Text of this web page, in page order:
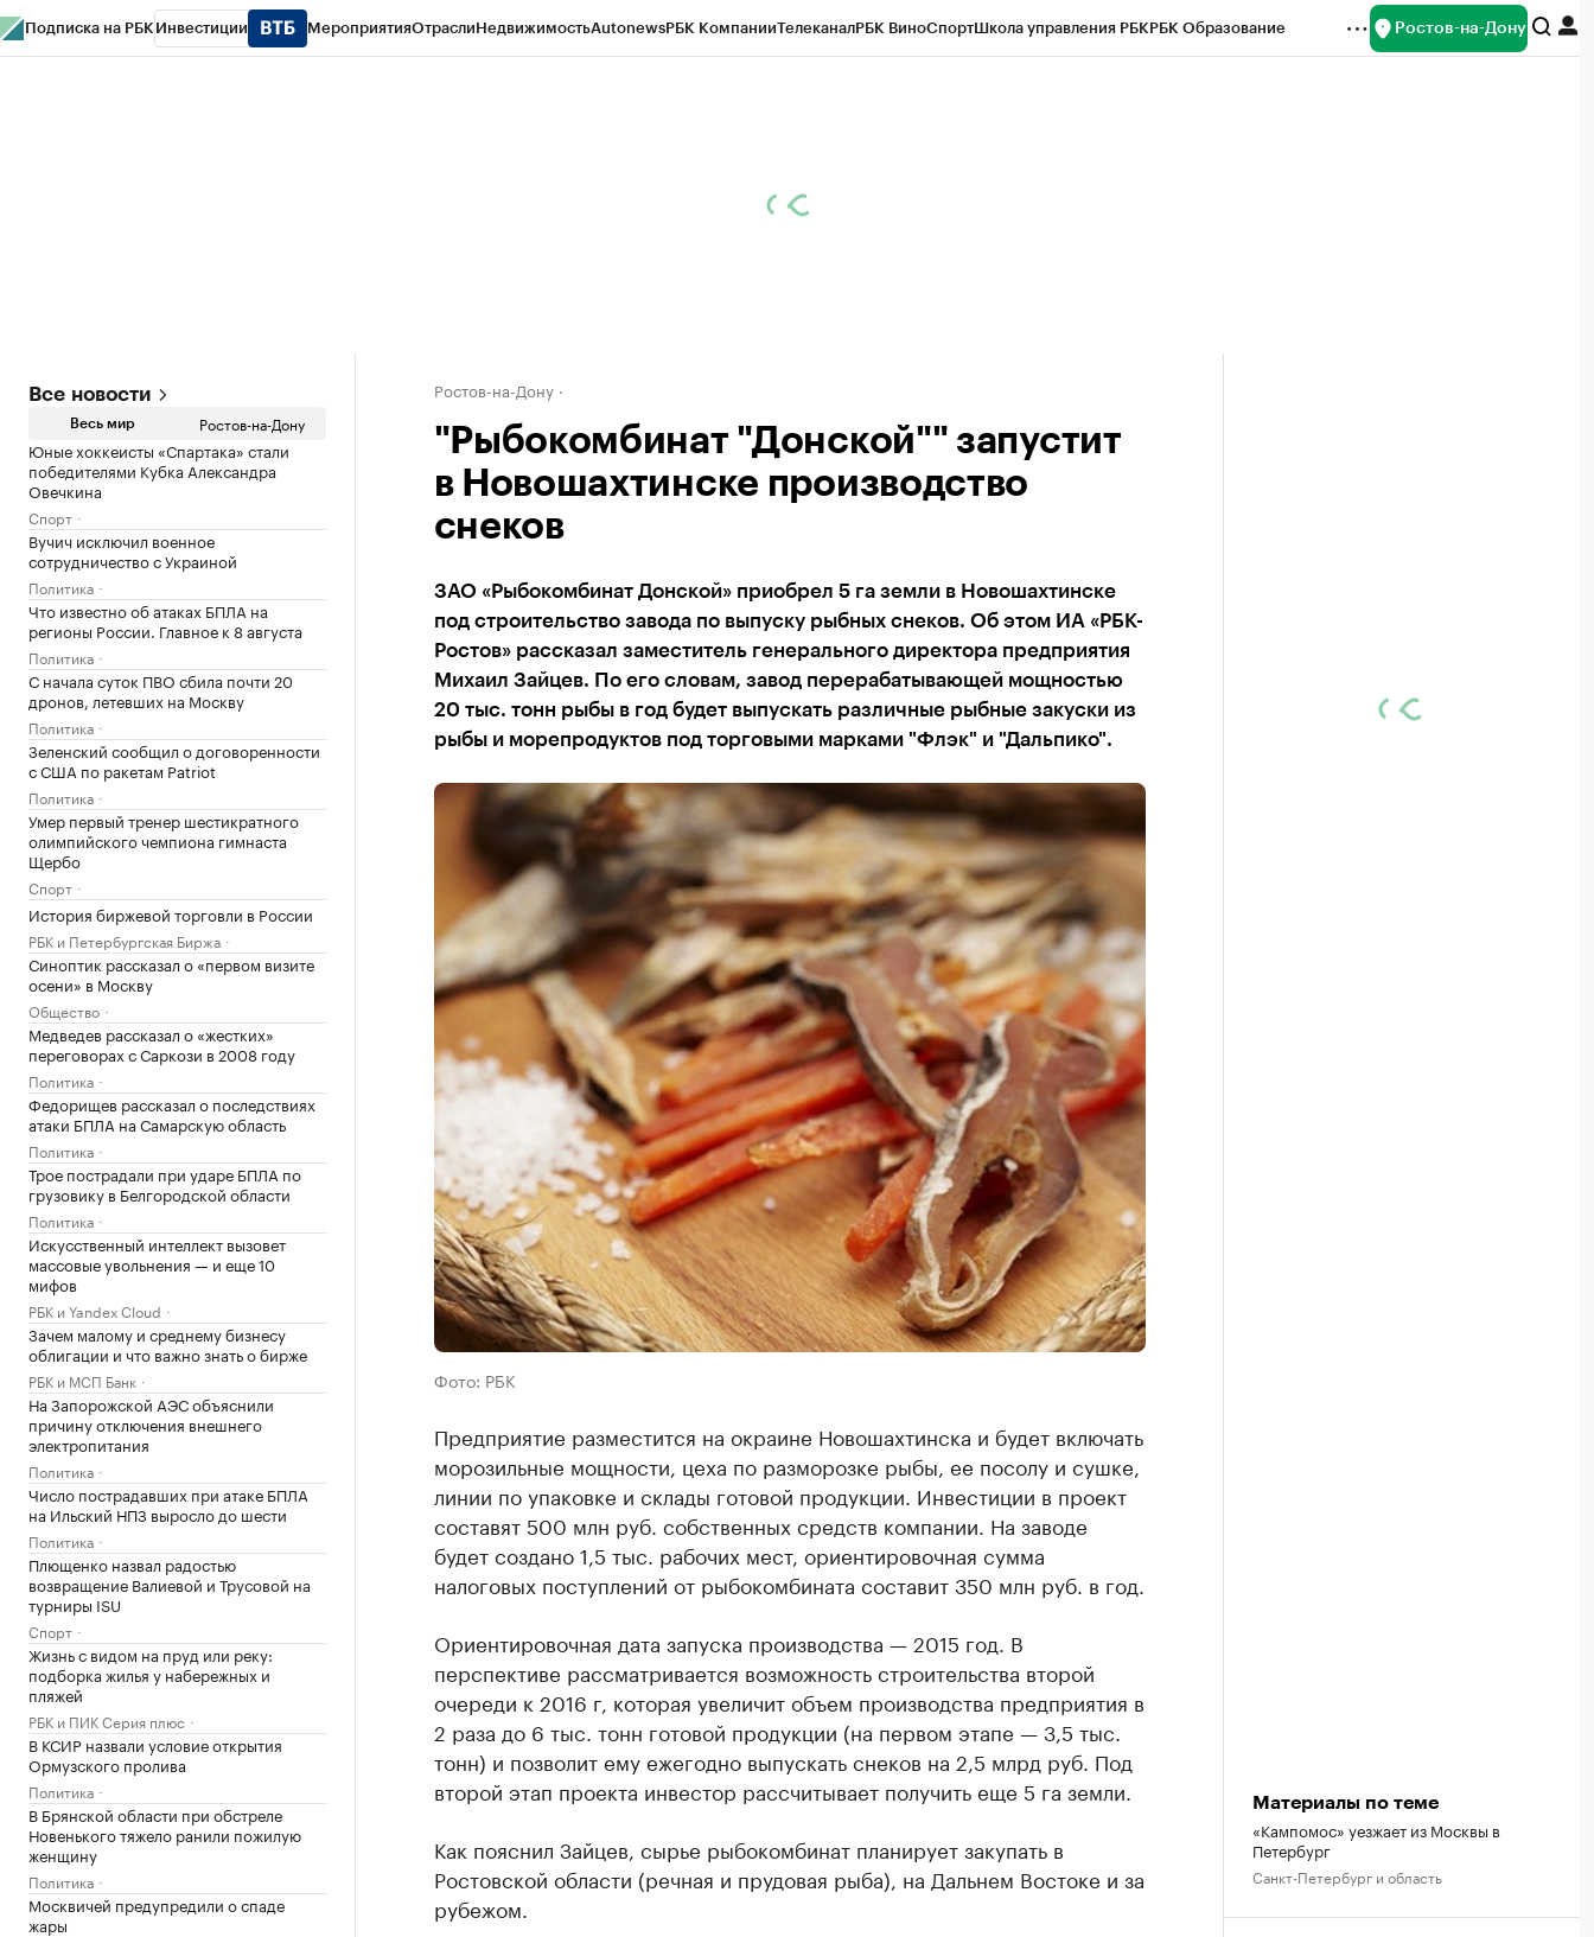
Подписка на РБК Инвестиции МероприятияОтраслиНедвижимостьAutonewsРБК КомпанииТелеканалРБК ВиноСпортШкола управления РБКРБК Образование Ростов-на-Дону
Все новости
Весь мир Ростов-на-Дону
Юные хоккеисты «Спартака» стали
победителями Кубка Александра
Овечкина
Спорт
Вучич исключил военное
сотрудничество с Украиной
Политика
Что известно об атаках БПЛА на
регионы России. Главное к 8 августа
Политика
С начала суток ПВО сбила почти 20
дронов, летевших на Москву
Политика
Зеленский сообщил о договоренности
с США по ракетам Patriot
Политика
Умер первый тренер шестикратного
олимпийского чемпиона гимнаста
Щербо
Спорт
История биржевой торговли в России
РБК и Петербургская Биржа
Синоптик рассказал о «первом визите
осени» в Москву
Общество
Медведев рассказал о «жестких»
переговорах с Саркози в 2008 году
Политика
Федорищев рассказал о последствиях
атаки БПЛА на Самарскую область
Политика
Трое пострадали при ударе БПЛА по
грузовику в Белгородской области
Политика
Искусственный интеллект вызовет
массовые увольнения — и еще 10
мифов
РБК и Yandex Cloud
Зачем малому и среднему бизнесу
облигации и что важно знать о бирже
РБК и МСП Банк
На Запорожской АЭС объяснили
причину отключения внешнего
электропитания
Политика
Число пострадавших при атаке БПЛА
на Ильский НПЗ выросло до шести
Политика
Плющенко назвал радостью
возвращение Валиевой и Трусовой на
турниры ISU
Спорт
Жизнь с видом на пруд или реку:
подборка жилья у набережных и
пляжей
РБК и ПИК Серия плюс
В КСИР назвали условие открытия
Ормузского пролива
Политика
В Брянской области при обстреле
Новенького тяжело ранили пожилую
женщину
Политика
Москвичей предупредили о спаде
жары
Ростов-на-Дону
"Рыбокомбинат "Донской"" запустит
в Новошахтинске производство
снеков
ЗАО «Рыбокомбинат Донской» приобрел 5 га земли в Новошахтинске
под строительство завода по выпуску рыбных снеков. Об этом ИА «РБК-
Ростов» рассказал заместитель генерального директора предприятия
Михаил Зайцев. По его словам, завод перерабатывающей мощностью
20 тыс. тонн рыбы в год будет выпускать различные рыбные закуски из
рыбы и морепродуктов под торговыми марками "Флэк" и "Дальпико".
Фото: РБК
Предприятие разместится на окраине Новошахтинска и будет включать
морозильные мощности, цеха по разморозке рыбы, ее посолу и сушке,
линии по упаковке и склады готовой продукции. Инвестиции в проект
составят 500 млн руб. собственных средств компании. На заводе
будет создано 1,5 тыс. рабочих мест, ориентировочная сумма
налоговых поступлений от рыбокомбината составит 350 млн руб. в год.
Ориентировочная дата запуска производства — 2015 год. В
перспективе рассматривается возможность строительства второй
очереди к 2016 г, которая увеличит объем производства предприятия в
2 раза до 6 тыс. тонн готовой продукции (на первом этапе — 3,5 тыс.
тонн) и позволит ему ежегодно выпускать снеков на 2,5 млрд руб. Под
второй этап проекта инвестор рассчитывает получить еще 5 га земли.
Как пояснил Зайцев, сырье рыбокомбинат планирует закупать в
Ростовской области (речная и прудовая рыба), на Дальнем Востоке и за
рубежом.
Материалы по теме
«Кампомос» уезжает из Москвы в
Петербург
Санкт-Петербург и область